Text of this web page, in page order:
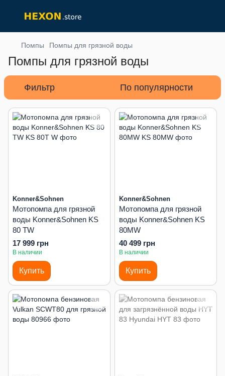
Помпы Помпы для грязной воды
Помпы для грязной воды
Фильтр По популярности
Konner&Sohnen
Мотопомпа для грязной
воды Konner&Sohnen KS
80 TW
17 999 грн
В наличии
Купить
Konner&Sohnen
Мотопомпа для грязной
воды Konner&Sohnen KS
80MW
40 499 грн
В наличии
Купить